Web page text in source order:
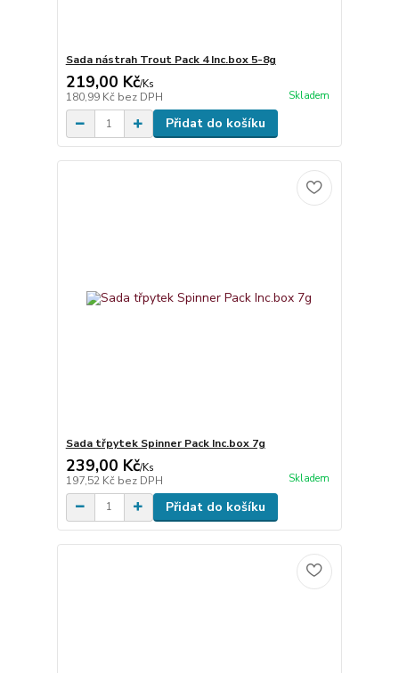
Sada nástrah Trout Pack 4 Inc.box 5-8g
219,00 Kč/Ks
180,99 Kč bez DPH Skladem
Přidat do košíku
Sada třpytek Spinner Pack Inc.box 7g
239,00 Kč/Ks
197,52 Kč bez DPH Skladem
Přidat do košíku